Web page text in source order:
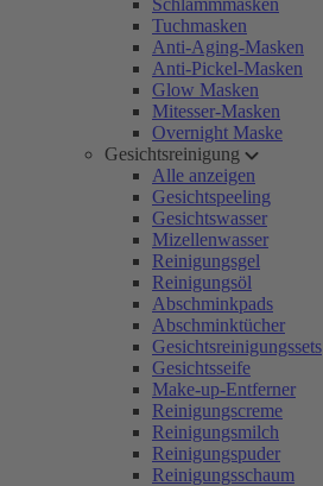
Schlammmasken
Tuchmasken
Anti-Aging-Masken
Anti-Pickel-Masken
Glow Masken
Mitesser-Masken
Overnight Maske
Gesichtsreinigung
Alle anzeigen
Gesichtspeeling
Gesichtswasser
Mizellenwasser
Reinigungsgel
Reinigungsöl
Abschminkpads
Abschminktücher
Gesichtsreinigungssets
Gesichtsseife
Make-up-Entferner
Reinigungscreme
Reinigungsmilch
Reinigungspuder
Reinigungsschaum